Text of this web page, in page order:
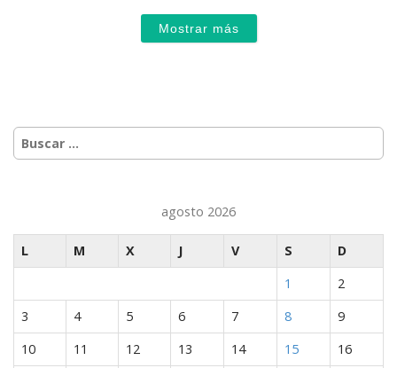
Mostrar más
Buscar:
agosto 2026
L M X J V S
D
1
2
3
4 5 6 7 8
9
10
11 12 13 14 15
16